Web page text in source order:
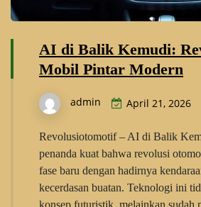
AI di Balik Kemudi:
Mobil Pintar Modern
admin April 21, 2026
Revolusiotomotif – AI di Balik
penanda kuat bahwa revolusi
fase baru dengan hadirnya
kecerdasan buatan. Teknologi ini
konsep futuristik, melainkan sudah